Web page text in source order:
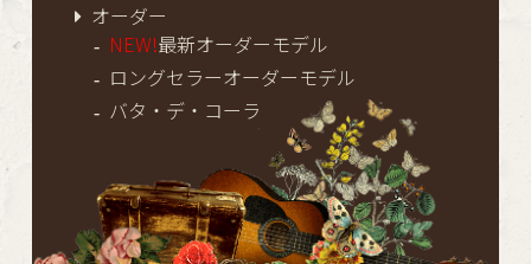
オーダー
NEW!最新オーダーモデル
ロングセラーオーダーモデル
バタ・デ・コーラ